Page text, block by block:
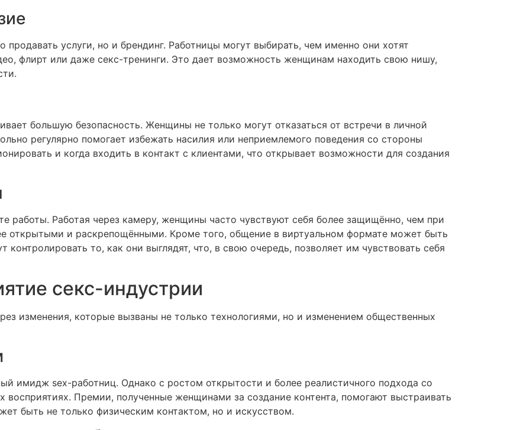
услуги, но и брендинг. Работницы могут выбирать, чем именно они хотят
флирт или даже секс-тренинги. Это дает возможность женщинам находить свою нишу,
большую безопасность. Женщины не только могут отказаться от встречи в личной
регулярно помогает избежать насилия или неприемлемого поведения со стороны
и когда входить в контакт с клиентами, что открывает возможности для создания
работы. Работая через камеру, женщины часто чувствуют себя более защищённо, чем при
открытыми и раскрепощёнными. Кроме того, общение в виртуальном формате может быть
то, как они выглядят, что, в свою очередь, позволяет им чувствовать себя
секс-индустрии
изменения, которые вызваны не только технологиями, но и изменением общественных
имидж sex-работниц. Однако с ростом открытости и более реалистичного подхода со
восприятиях. Премии, полученные женщинами за создание контента, помогают выстраивать
быть не только физическим контактом, но и искусством.